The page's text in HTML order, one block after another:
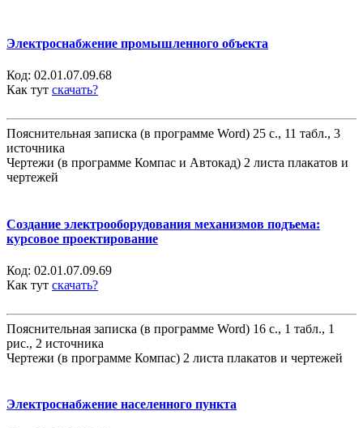
Электроснабжение промышленного объекта
Код: 02.01.07.09.68
Как тут скачать?
Пояснительная записка (в программе Word) 25 с., 11 табл., 3
источника
Чертежи (в программе Компас и Автокад) 2 листа плакатов и
чертежей
Создание электрооборудования механизмов подъема:
курсовое проектирование
Код: 02.01.07.09.69
Как тут скачать?
Пояснительная записка (в программе Word) 16 с., 1 табл., 1
рис., 2 источника
Чертежи (в программе Компас) 2 листа плакатов и чертежей
Электроснабжение населенного пункта